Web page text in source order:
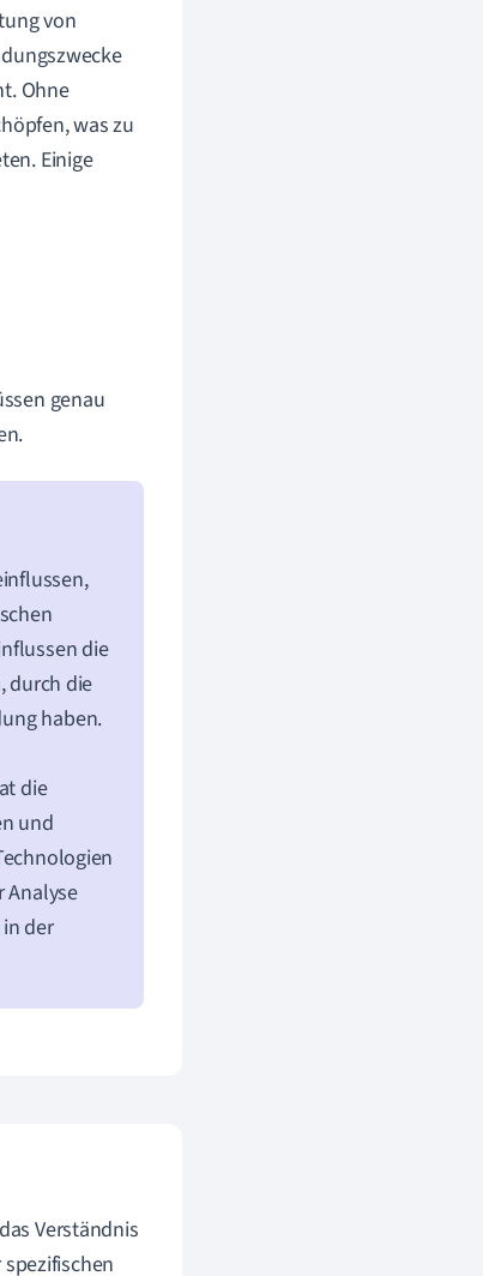
von
Ohne
was zu
Einige
genau
die
durch die
haben.
die
und
Analyse
der
Verständnis